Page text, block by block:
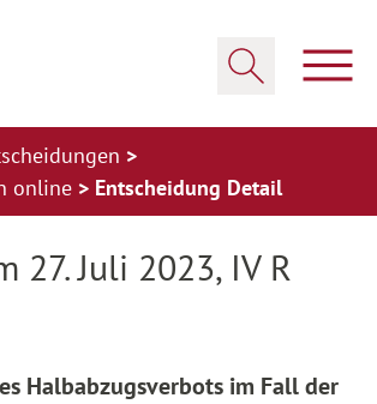
online
Entscheidung Detail
27. Juli 2023, IV R
Halbabzugsverbots im Fall der